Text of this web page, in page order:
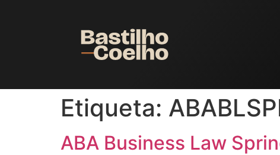
Etiqueta:
ABA Business Law